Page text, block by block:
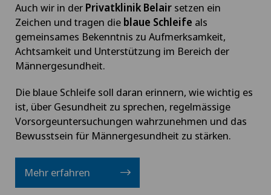
Auch wir in der Privatklinik Belair setzen ein
Zeichen und tragen die blaue Schleife als
gemeinsames Bekenntnis zu Aufmerksamkeit,
Achtsamkeit und Unterstützung im Bereich der
Männergesundheit.
Die blaue Schleife soll daran erinnern, wie wichtig es
ist, über Gesundheit zu sprechen, regelmässige
Vorsorgeuntersuchungen wahrzunehmen und das
Bewusstsein für Männergesundheit zu stärken.
Mehr erfahren